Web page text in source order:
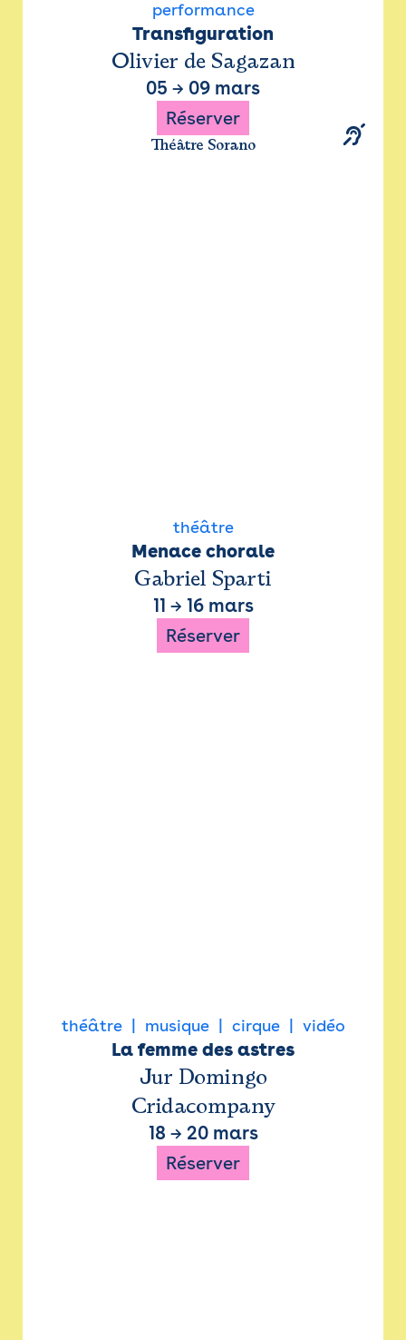
performance
Transfiguration
Olivier de Sagazan
05 → 09 mars
Réserver
Théâtre Sorano
théâtre
Menace chorale
Gabriel Sparti
11 → 16 mars
Réserver
théâtre musique cirque vidéo
La femme des astres
Jur Domingo
Cridacompany
18 → 20 mars
Réserver